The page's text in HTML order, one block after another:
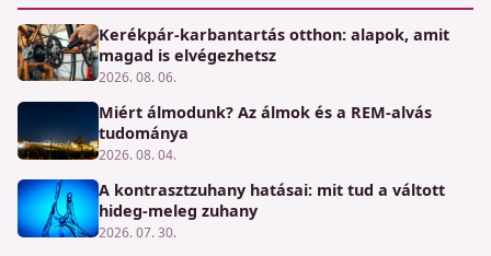
Kerékpár-karbantartás otthon: alapok, amit
magad is elvégezhetsz
2026. 08. 06.
Miért álmodunk? Az álmok és a REM-alvás
tudománya
2026. 08. 04.
A kontrasztzuhany hatásai: mit tud a váltott
hideg-meleg zuhany
2026. 07. 30.